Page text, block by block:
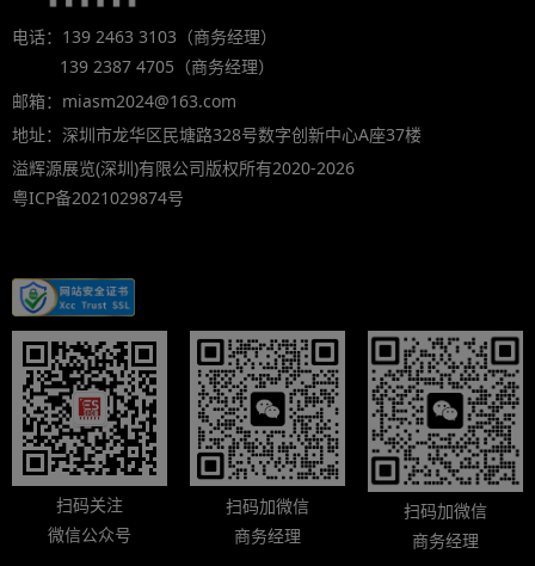
电话：139 2463 3103（商务经理）
139 2387 4705（商务经理）
邮箱：miasm2024@163.com
地址：深圳市龙华区民塘路328号数字创新中心A座37楼
溢辉源展览(深圳)有限公司版权所有2020-2026
粤ICP备2021029874号
扫码关注
微信公众号
扫码加微信
商务经理
扫码加微信
商务经理